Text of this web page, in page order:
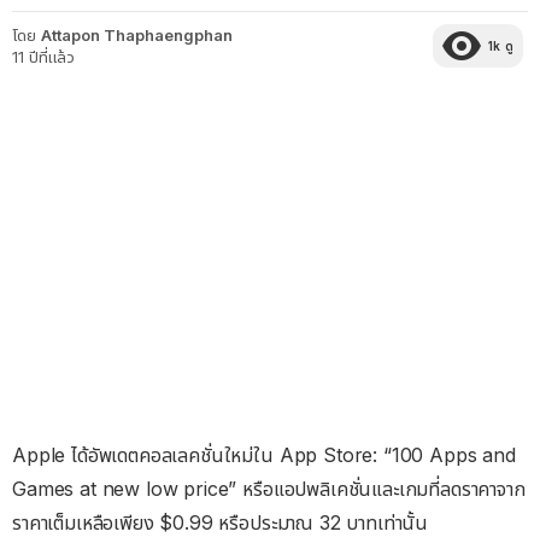
โดย Attapon Thaphaengphan
11 ปีที่แล้ว
1k ดู
Apple ได้อัพเดตคอลเลคชั่นใหม่ใน App Store: “100 Apps and
Games at new low price” หรือแอปพลิเคชั่นและเกมที่ลดราคาจาก
ราคาเต็มเหลือเพียง $0.99 หรือประมาณ 32 บาทเท่านั้น